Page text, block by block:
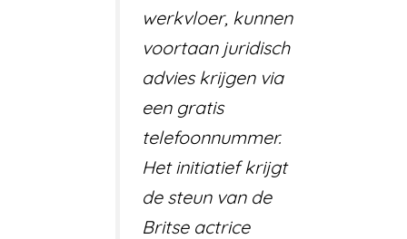
werkvloer, kunnen
voortaan juridisch
advies krijgen via
een gratis
telefoonnummer.
Het initiatief krijgt
de steun van de
Britse actrice